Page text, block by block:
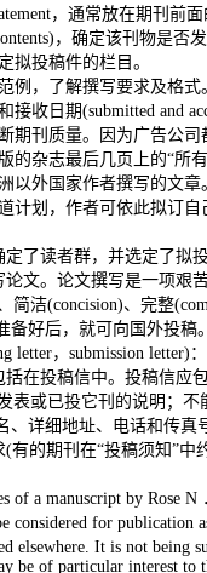
，通常放在期刊
，确定该刊物是否
拟投稿件的栏目。
例，了解撰写要求及格式
收日期(submitted and
期刊质量。因为广告公
的杂志最后几页上的“所
以外国家作者撰写的文章
计划，作者可依此拟订自
了读者群，并选定了拟
文。论文撰写是一项
简洁(concision)、完整
备好后，就可向国外投稿
letter，submission
在投稿信中。投稿信应
表或已投它刊的说明；
、详细地址、电话和传
有的期刊在“投稿须知”
of a manuscript by Rose
considered for
elsewhere. It is not being
be of particular interest